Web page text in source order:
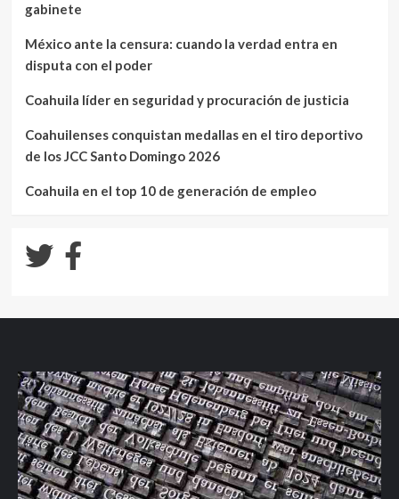
gabinete
México ante la censura: cuando la verdad entra en
disputa con el poder
Coahuila líder en seguridad y procuración de justicia
Coahuilenses conquistan medallas en el tiro deportivo
de los JCC Santo Domingo 2026
Coahuila en el top 10 de generación de empleo